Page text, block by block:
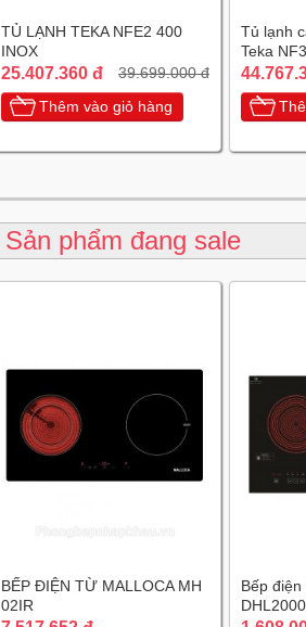
TỦ LẠNH TEKA NFE2 400
INOX
25.407.360 đ 39.699.000 đ
Thêm vào giỏ hàng
Tủ lạnh
Teka
Sản phẩm đang sale
BẾP ĐIỆN TỪ MALLOCA MH
02IR
Bếp điện